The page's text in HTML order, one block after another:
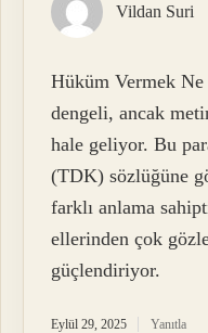
Vildan Suri
Hüküm Vermek Ne
dengeli, ancak
hale geliyor. Bu
(TDK) sözlüğüne
farklı anlama
ellerinden çok
güçlendiriyor.
Eylül 29, 2025 Yanıtla